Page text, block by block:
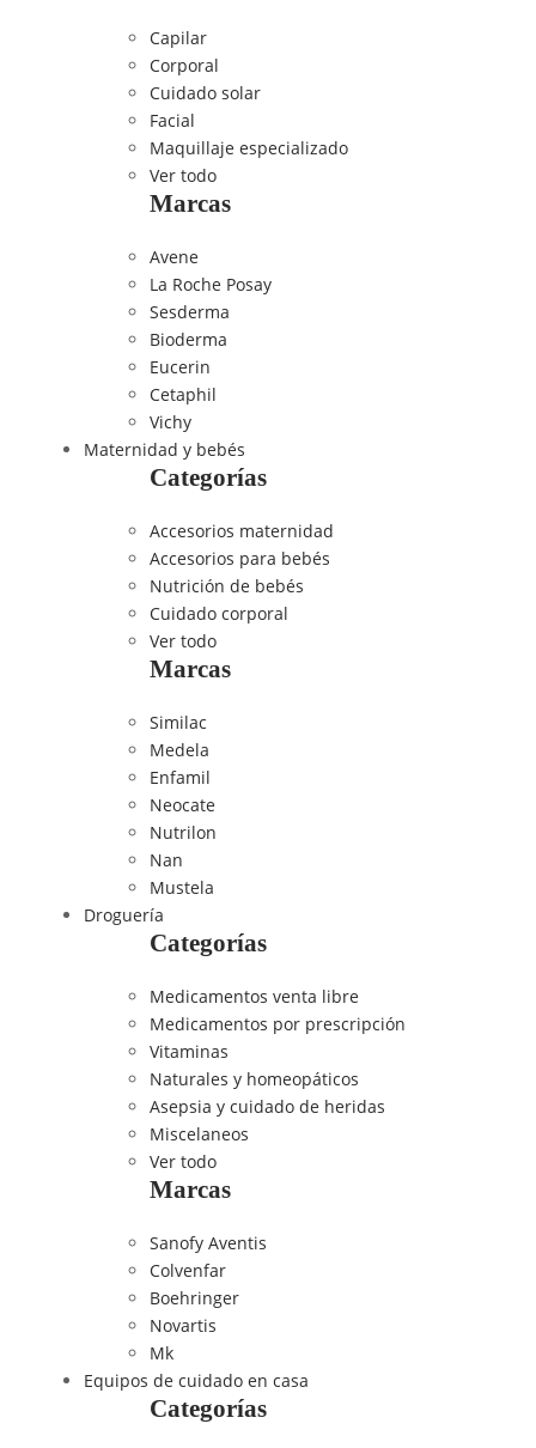
Capilar
Corporal
Cuidado solar
Facial
Maquillaje especializado
Ver todo
Marcas
Avene
La Roche Posay
Sesderma
Bioderma
Eucerin
Cetaphil
Vichy
Maternidad y bebés
Categorías
Accesorios maternidad
Accesorios para bebés
Nutrición de bebés
Cuidado corporal
Ver todo
Marcas
Similac
Medela
Enfamil
Neocate
Nutrilon
Nan
Mustela
Droguería
Categorías
Medicamentos venta libre
Medicamentos por prescripción
Vitaminas
Naturales y homeopáticos
Asepsia y cuidado de heridas
Miscelaneos
Ver todo
Marcas
Sanofy Aventis
Colvenfar
Boehringer
Novartis
Mk
Equipos de cuidado en casa
Categorías